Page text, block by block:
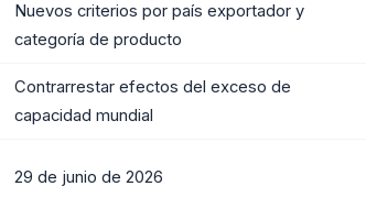
Nuevos criterios por país exportador y
categoría de producto
Contrarrestar efectos del exceso de
capacidad mundial
29 de junio de 2026